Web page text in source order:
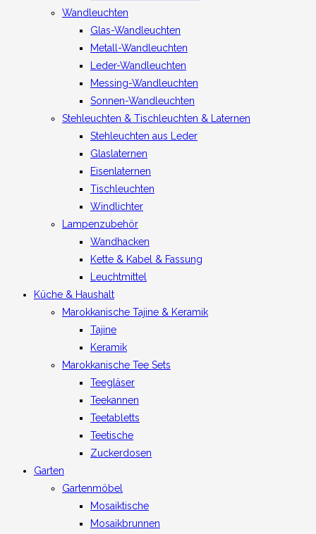
Wandleuchten
Glas-Wandleuchten
Metall-Wandleuchten
Leder-Wandleuchten
Messing-Wandleuchten
Sonnen-Wandleuchten
Stehleuchten & Tischleuchten & Laternen
Stehleuchten aus Leder
Glaslaternen
Eisenlaternen
Tischleuchten
Windlichter
Lampenzubehör
Wandhacken
Kette & Kabel & Fassung
Leuchtmittel
Küche & Haushalt
Marokkanische Tajine & Keramik
Tajine
Keramik
Marokkanische Tee Sets
Teegläser
Teekannen
Teetabletts
Teetische
Zuckerdosen
Garten
Gartenmöbel
Mosaiktische
Mosaikbrunnen